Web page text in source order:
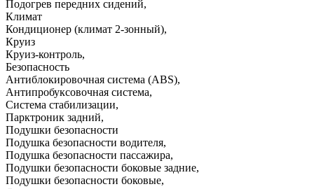
Подогрев передних сидений,
Климат
Кондиционер (климат 2-зонный),
Круиз
Круиз-контроль,
Безопасность
Антиблокировочная система (ABS),
Антипробуксовочная система,
Система стабилизации,
Парктроник задний,
Подушки безопасности
Подушка безопасности водителя,
Подушка безопасности пассажира,
Подушки безопасности боковые задние,
Подушки безопасности боковые,